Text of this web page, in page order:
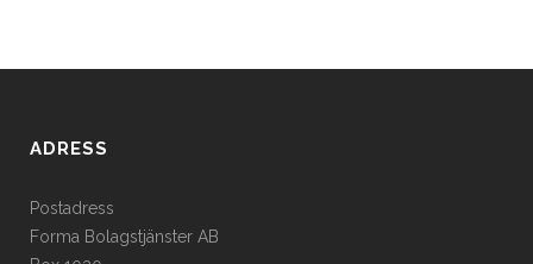
ADRESS
Postadress
Forma Bolagstjänster AB